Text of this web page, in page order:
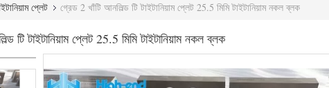
প্লেট গ্রেড 2 খাঁটি আনলিল্ড টি টাইটানিয়াম প্লেট 25.5 মিমি টাইটানিয়াম নকল ব্লক
টি টাইটানিয়াম প্লেট 25.5 মিমি টাইটানিয়াম নকল ব্লক